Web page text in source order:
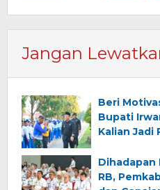
Jangan
Beri
Bupati
Kalian Jadi
Dihadapan
RB,